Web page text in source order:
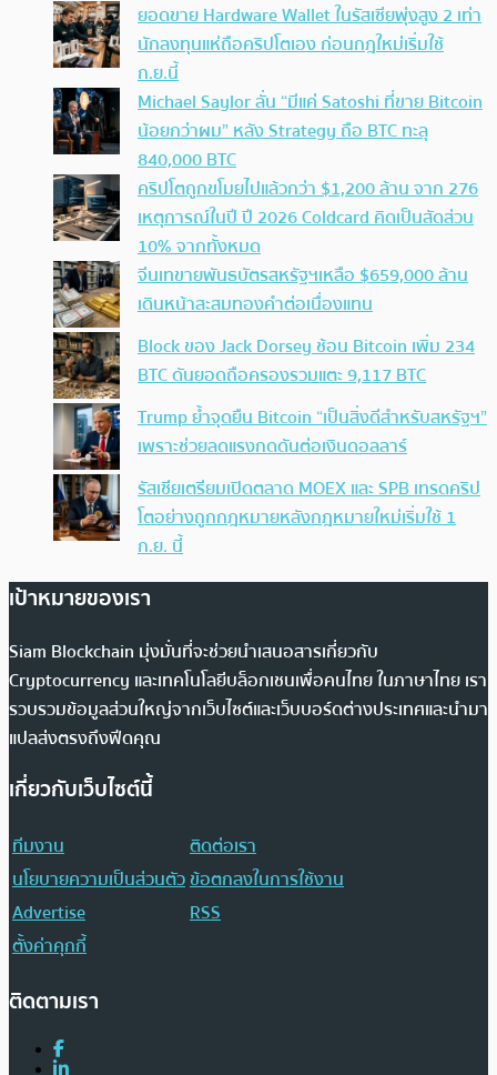
ยอดขาย Hardware Wallet ในรัสเซียพุ่งสูง 2 เท่า
นักลงทุนแห่ถือคริปโตเอง ก่อนกฎใหม่เริ่มใช้
ก.ย.นี้
Michael Saylor ลั่น “มีแค่ Satoshi ที่ขาย Bitcoin
น้อยกว่าผม” หลัง Strategy ถือ BTC ทะลุ
840,000 BTC
คริปโตถูกขโมยไปแล้วกว่า $1,200 ล้าน จาก 276
เหตุการณ์ในปี ปี 2026 Coldcard คิดเป็นสัดส่วน
10% จากทั้งหมด
จีนเทขายพันธบัตรสหรัฐฯเหลือ $659,000 ล้าน
เดินหน้าสะสมทองคำต่อเนื่องแทน
Block ของ Jack Dorsey ช้อน Bitcoin เพิ่ม 234
BTC ดันยอดถือครองรวมแตะ 9,117 BTC
Trump ย้ำจุดยืน Bitcoin “เป็นสิ่งดีสำหรับสหรัฐฯ”
เพราะช่วยลดแรงกดดันต่อเงินดอลลาร์
รัสเซียเตรียมเปิดตลาด MOEX และ SPB เทรดคริป
โตอย่างถูกกฎหมายหลังกฎหมายใหม่เริ่มใช้ 1
ก.ย. นี้
เป้าหมายของเรา
Siam Blockchain มุ่งมั่นที่จะช่วยนำเสนอสารเกี่ยวกับ
Cryptocurrency และเทคโนโลยีบล็อกเชนเพื่อคนไทย ในภาษาไทย เรา
รวบรวมข้อมูลส่วนใหญ่จากเว็บไซต์และเว็บบอร์ดต่างประเทศและนำมา
แปลส่งตรงถึงฟีดคุณ
เกี่ยวกับเว็บไซต์นี้
ทีมงาน
ติดต่อเรา
นโยบายความเป็นส่วนตัวข้อตกลงในการใช้งาน
Advertise
RSS
ตั้งค่าคุกกี้
ติดตามเรา